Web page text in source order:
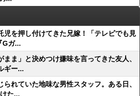
児を押し付けてきた兄嫁！「テレビでも見
Gガ...
ま」と決めつけ嫌味を言ってきた友人、
ギー...
れていた地味な男性スタッフ。ある日、
た...